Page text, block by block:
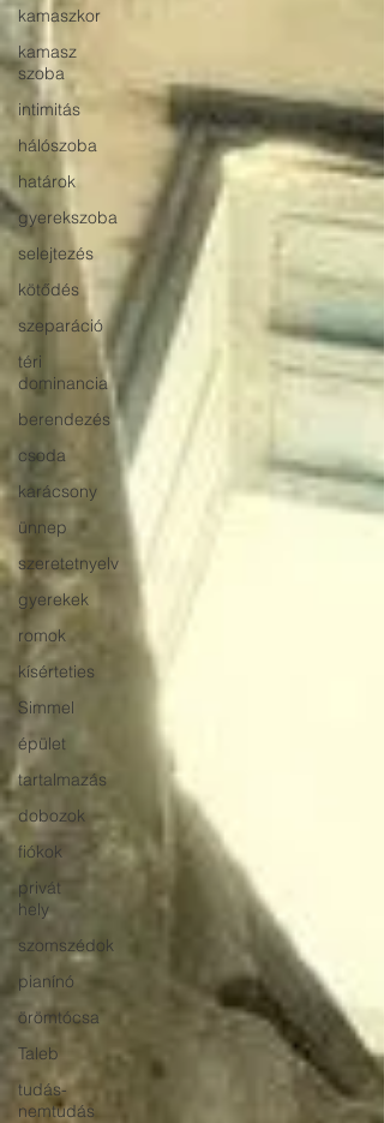
kamaszkor
kamasz
szoba
intimitás
hálószoba
határok
gyerekszoba
selejtezés
kötődés
szeparáció
téri
dominancia
berendezés
csoda
karácsony
ünnep
szeretetnyelv
gyerekek
romok
kísérteties
Simmel
épület
tartalmazás
dobozok
fiókok
privát
hely
szomszédok
pianínó
örömtócsa
Taleb
tudás-
nemtudás